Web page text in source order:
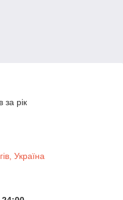
за рік
Україна